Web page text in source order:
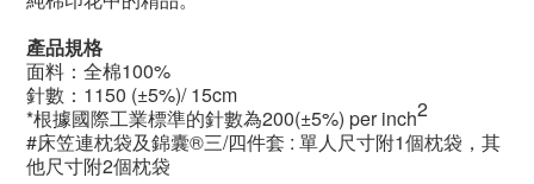
產品規格
面料：全棉100%
針數：1150 (±5%)/ 15cm
*根據國際工業標準的針數為200(±5%) per inch2
#床笠連枕袋及錦囊®三/四件套 : 單人尺寸附1個枕袋，其
他尺寸附2個枕袋